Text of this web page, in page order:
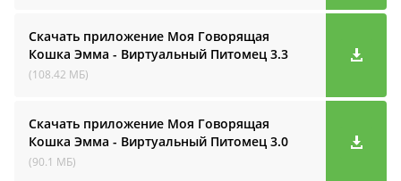
Скачать приложение Моя Говорящая
Кошка Эмма - Виртуальный Питомец 3.3
(108.42 МБ)
Скачать приложение Моя Говорящая
Кошка Эмма - Виртуальный Питомец 3.0
(90.1 МБ)